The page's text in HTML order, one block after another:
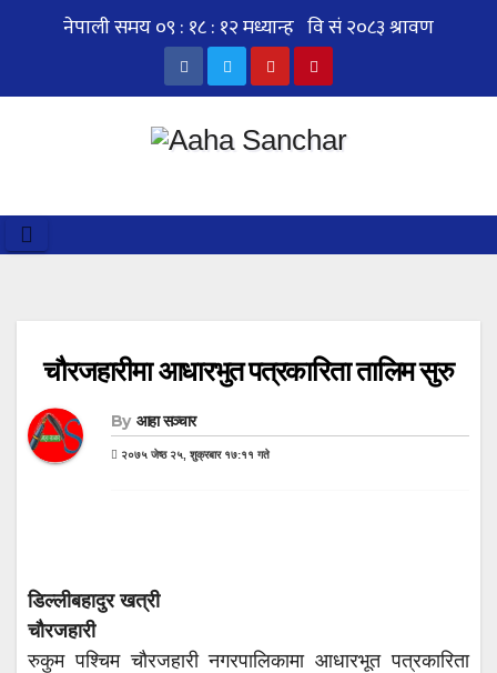
चौरजहारीमा आधारभुत पत्रकारिता तालिम सुरु
By आहा सञ्चार
२०७५ जेष्ठ २५, शुक्रबार १७:११ गते
डिल्लीबहादुर खत्री
चौरजहारी
रुकुम पश्चिम चौरजहारी नगरपालिकामा आधारभूत पत्रकारिता